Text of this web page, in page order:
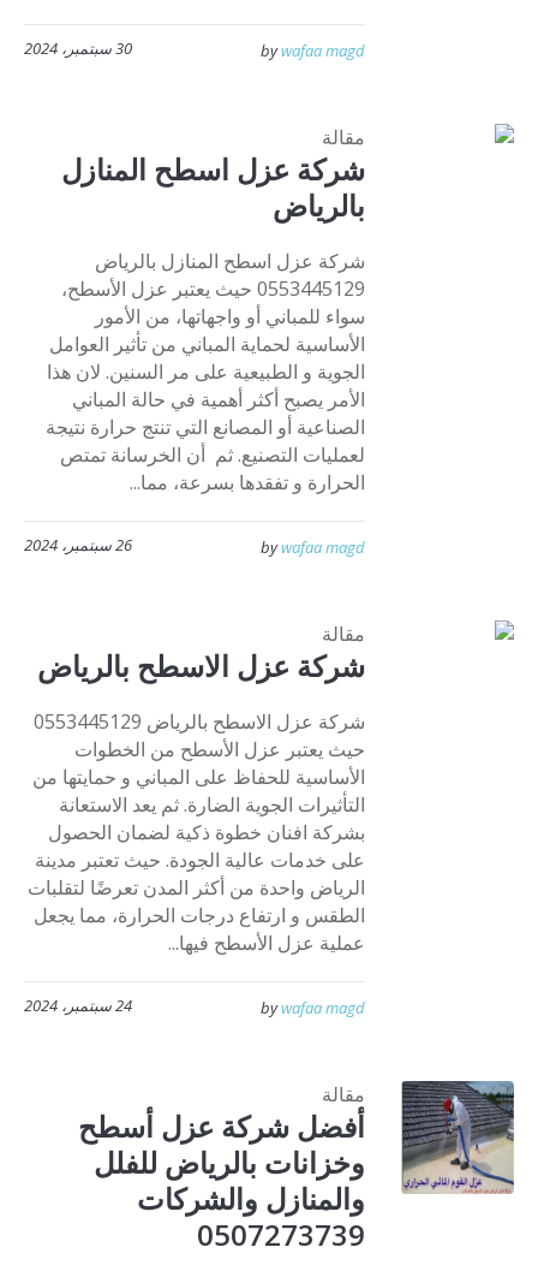
30 سبتمبر، 2024 bywafaa magd
مقالة
شركة عزل اسطح المنازل
بالرياض
شركة عزل اسطح المنازل بالرياض
0553445129 حيث يعتبر عزل الأسطح،
سواء للمباني أو واجهاتها، من الأمور
الأساسية لحماية المباني من تأثير العوامل
الجوية و الطبيعية على مر السنين. لان هذا
الأمر يصبح أكثر أهمية في حالة المباني
الصناعية أو المصانع التي تنتج حرارة نتيجة
لعمليات التصنيع. ثم أن الخرسانة تمتص
الحرارة و تفقدها بسرعة، مما...
26 سبتمبر، 2024 bywafaa magd
مقالة
شركة عزل الاسطح بالرياض
شركة عزل الاسطح بالرياض 0553445129
حيث يعتبر عزل الأسطح من الخطوات
الأساسية للحفاظ على المباني و حمايتها من
التأثيرات الجوية الضارة. ثم يعد الاستعانة
بشركة افنان خطوة ذكية لضمان الحصول
على خدمات عالية الجودة. حيث تعتبر مدينة
الرياض واحدة من أكثر المدن تعرضًا لتقلبات
الطقس و ارتفاع درجات الحرارة، مما يجعل
عملية عزل الأسطح فيها...
24 سبتمبر، 2024 bywafaa magd
مقالة
أفضل شركة عزل أسطح
وخزانات بالرياض للفلل
والمنازل والشركات
0507273739